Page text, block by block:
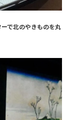
で北のやきものを丸